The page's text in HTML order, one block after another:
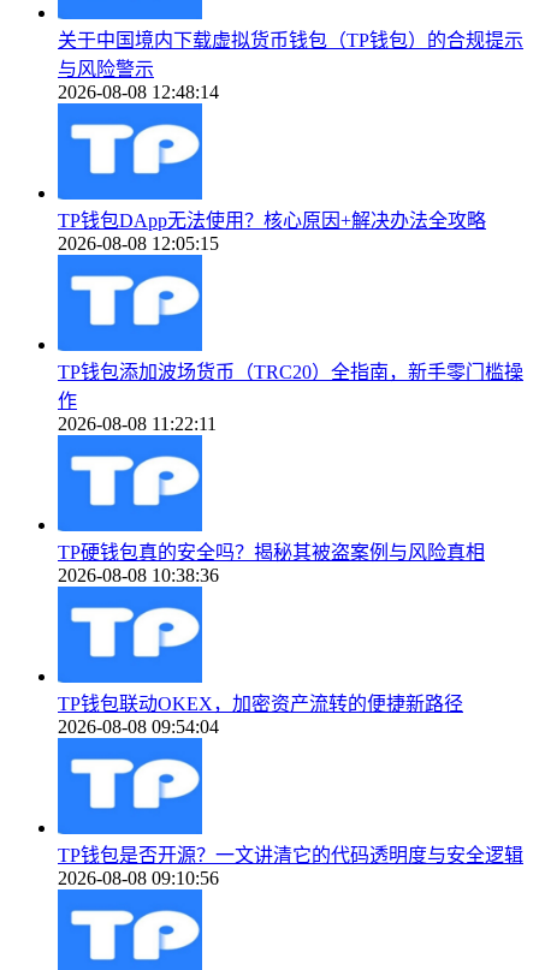
关于中国境内下载虚拟货币钱包（TP钱包）的合规提示
与风险警示
2026-08-08 12:48:14
TP钱包DApp无法使用？核心原因+解决办法全攻略
2026-08-08 12:05:15
TP钱包添加波场货币（TRC20）全指南，新手零门槛操
作
2026-08-08 11:22:11
TP硬钱包真的安全吗？揭秘其被盗案例与风险真相
2026-08-08 10:38:36
TP钱包联动OKEX，加密资产流转的便捷新路径
2026-08-08 09:54:04
TP钱包是否开源？一文讲清它的代码透明度与安全逻辑
2026-08-08 09:10:56